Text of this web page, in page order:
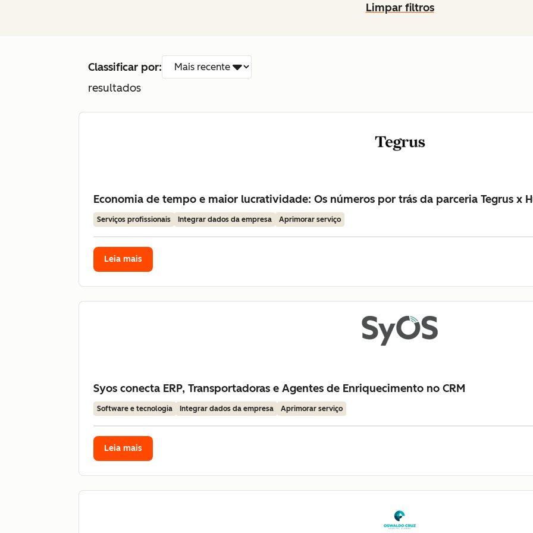
Limpar filtros
Classificar por:
resultados
Economia de tempo e maior lucratividade: Os números por trás da parceria Tegrus x
Serviços profissionais Integrar dados da empresa Aprimorar serviço
Leia mais
Syos conecta ERP, Transportadoras e Agentes de Enriquecimento no CRM
Software e tecnologia Integrar dados da empresa Aprimorar serviço
Leia mais